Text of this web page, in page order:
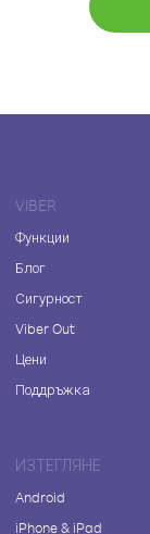
VIBER
Функции
Блог
Сигурност
Viber Out
Цени
Поддръжка
ИЗТЕГЛЯНЕ
Android
iPhone & iPad